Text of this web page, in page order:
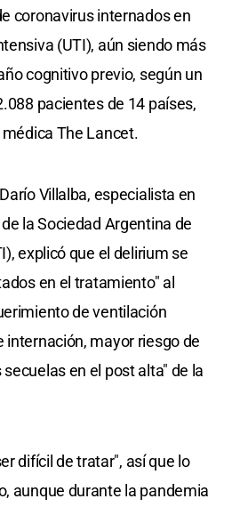
coronavirus internados en
(UTI), aún siendo más
cognitivo previo, según un
pacientes de 14 países,
The Lancet.
Villalba, especialista en
la Sociedad Argentina de
explicó que el delirium se
en el tratamiento" al
de ventilación
internación, mayor riesgo de
en el post alta" de la
difícil de tratar", así que lo
aunque durante la pandemia